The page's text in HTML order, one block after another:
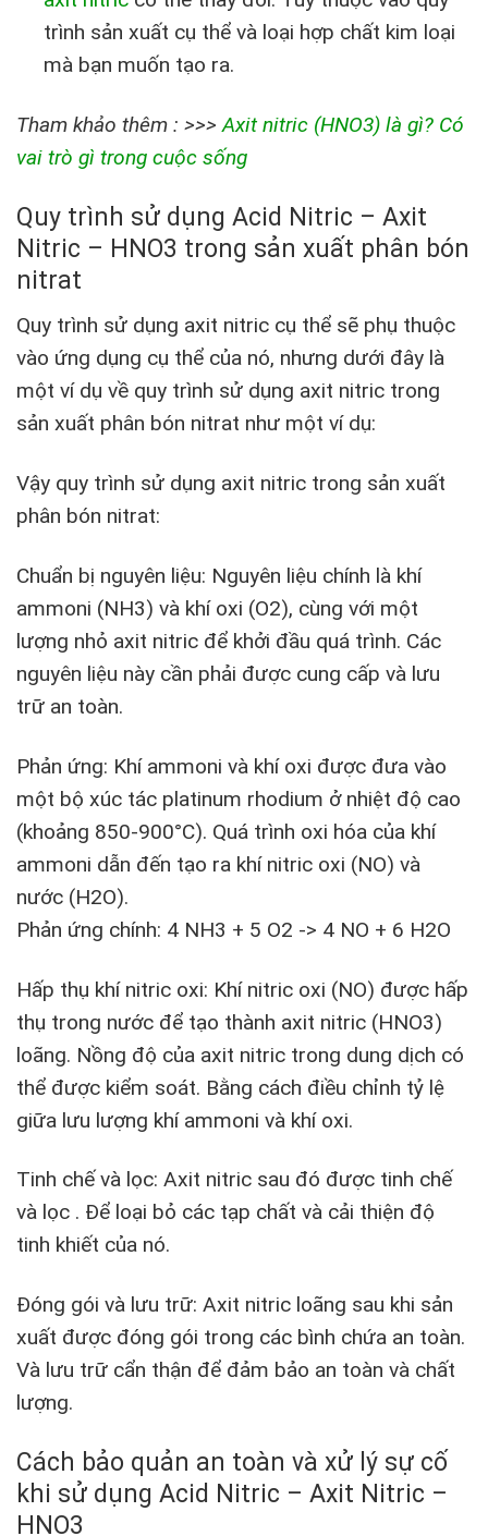
trình sản xuất cụ thể và loại hợp chất kim loại
mà bạn muốn tạo ra.
Tham khảo thêm : >>>Axit nitric (HNO3) là gì? Có
vai trò gì trong cuộc sống
Quy trình sử dụng Acid Nitric – Axit
Nitric – HNO3 trong sản xuất phân bón
nitrat
Quy trình sử dụng axit nitric cụ thể sẽ phụ thuộc
vào ứng dụng cụ thể của nó, nhưng dưới đây là
một ví dụ về quy trình sử dụng axit nitric trong
sản xuất phân bón nitrat như một ví dụ:
Vậy quy trình sử dụng axit nitric trong sản xuất
phân bón nitrat:
Chuẩn bị nguyên liệu: Nguyên liệu chính là khí
ammoni (NH3) và khí oxi (O2), cùng với một
lượng nhỏ axit nitric để khởi đầu quá trình. Các
nguyên liệu này cần phải được cung cấp và lưu
trữ an toàn.
Phản ứng: Khí ammoni và khí oxi được đưa vào
một bộ xúc tác platinum rhodium ở nhiệt độ cao
(khoảng 850-900°C). Quá trình oxi hóa của khí
ammoni dẫn đến tạo ra khí nitric oxi (NO) và
nước (H2O).
Phản ứng chính: 4 NH3 + 5 O2 -> 4 NO + 6 H2O
Hấp thụ khí nitric oxi: Khí nitric oxi (NO) được hấp
thụ trong nước để tạo thành axit nitric (HNO3)
loãng. Nồng độ của axit nitric trong dung dịch có
thể được kiểm soát. Bằng cách điều chỉnh tỷ lệ
giữa lưu lượng khí ammoni và khí oxi.
Tinh chế và lọc: Axit nitric sau đó được tinh chế
và lọc . Để loại bỏ các tạp chất và cải thiện độ
tinh khiết của nó.
Đóng gói và lưu trữ: Axit nitric loãng sau khi sản
xuất được đóng gói trong các bình chứa an toàn.
Và lưu trữ cẩn thận để đảm bảo an toàn và chất
lượng.
Cách bảo quản an toàn và xử lý sự cố
khi sử dụng Acid Nitric – Axit Nitric –
HNO3